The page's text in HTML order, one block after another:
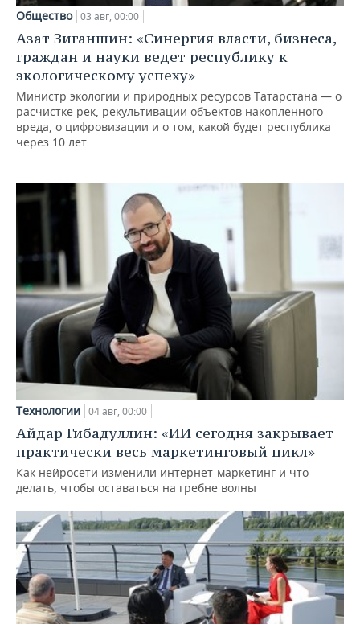
Общество 03 авг, 00:00
Азат Зиганшин: «Синергия власти, бизнеса,
граждан и науки ведет республику к
экологическому успеху»
Министр экологии и природных ресурсов Татарстана — о
расчистке рек, рекультивации объектов накопленного
вреда, о цифровизации и о том, какой будет республика
через 10 лет
Технологии 04 авг, 00:00
Айдар Гибадуллин: «ИИ сегодня закрывает
практически весь маркетинговый цикл»
Как нейросети изменили интернет-маркетинг и что
делать, чтобы оставаться на гребне волны